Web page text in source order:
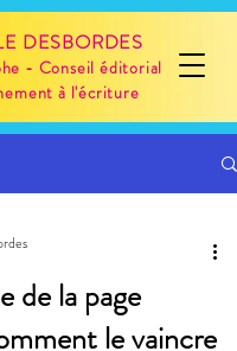
DESBORDES
- Conseil éditorial
à l'écriture
de la page
le vaincre